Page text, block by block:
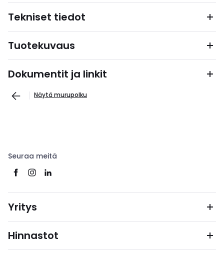
Tekniset tiedot
Tuotekuvaus
Dokumentit ja linkit
Näytä murupolku
Seuraa meitä
Yritys
Hinnastot